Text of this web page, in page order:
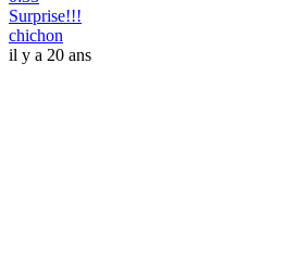
Surprise!!!
chichon
il y a 20 ans